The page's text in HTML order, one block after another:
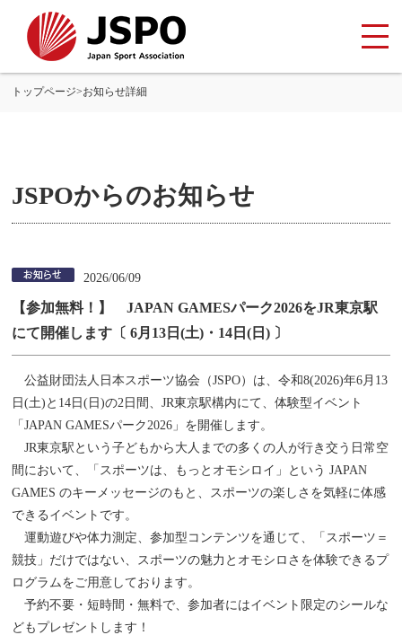
トップページ>お知らせ詳細
JSPOからのお知らせ
2026/06/09
【参加無料！】 JAPAN GAMESパーク2026をJR東京駅
にて開催します〔 6月13日(土)・14日(日) 〕
公益財団法人日本スポーツ協会（JSPO）は、令和8(2026)年6月13
日(土)と14日(日)の2日間、JR東京駅構内にて、体験型イベント
「JAPAN GAMESパーク2026」を開催します。
JR東京駅という子どもから大人までの多くの人が行き交う日常空
間において、「スポーツは、もっとオモシロイ」という JAPAN
GAMES のキーメッセージのもと、スポーツの楽しさを気軽に体感
できるイベントです。
運動遊びや体力測定、参加型コンテンツを通じて、「スポーツ＝
競技」だけではない、スポーツの魅力とオモシロさを体験できるプ
ログラムをご用意しております。
予約不要・短時間・無料で、参加者にはイベント限定のシールな
どもプレゼントします！